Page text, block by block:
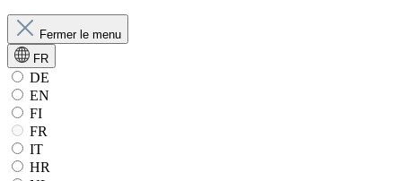
Fermer le menu
FR
DE
EN
FI
FR
IT
HR